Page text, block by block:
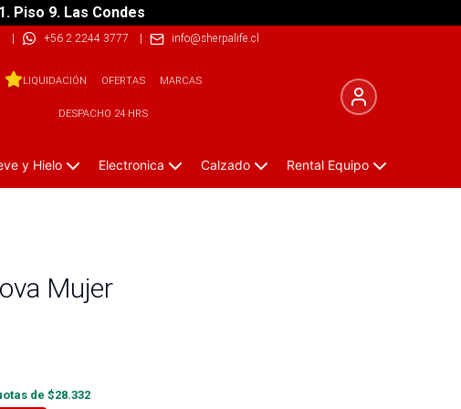
Piso 9. Las Condes
| +56 2 2244 3777 | info@sherpalife.cl
LIQUIDACIÓN OFERTAS MARCAS
DESPACHO 24 HRS
y Hielo Electronica Calzado Rental Equipo
Mujer
de $28.332